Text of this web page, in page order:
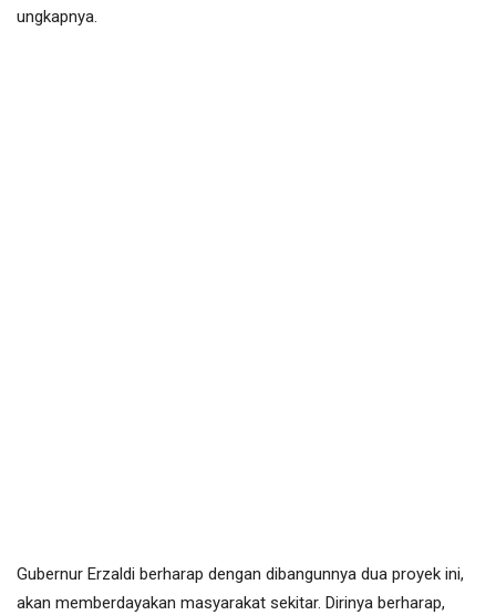
ungkapnya.
Gubernur Erzaldi berharap dengan dibangunnya dua proyek ini,
akan memberdayakan masyarakat sekitar. Dirinya berharap,